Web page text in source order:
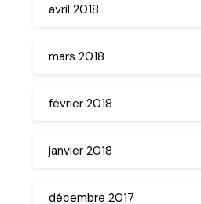
avril 2018
mars 2018
février 2018
janvier 2018
décembre 2017